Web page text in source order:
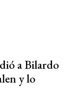
a Bilardo
y lo